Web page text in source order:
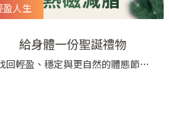
盈人生
給身體一份聖誕禮物
回輕盈、穩定與更自然的體態節奏